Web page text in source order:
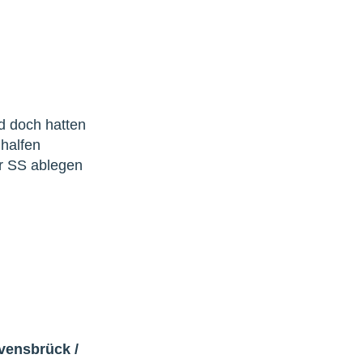
doch hatten
SS ablegen
/